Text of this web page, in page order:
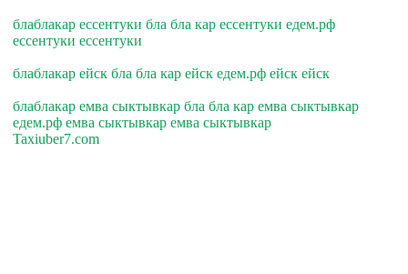
блаблакар ессентуки бла бла кар ессентуки едем.рф
ессентуки ессентуки
блаблакар ейск бла бла кар ейск едем.рф ейск ейск
блаблакар емва сыктывкар бла бла кар емва сыктывкар
едем.рф емва сыктывкар емва сыктывкар
Taxiuber7.com